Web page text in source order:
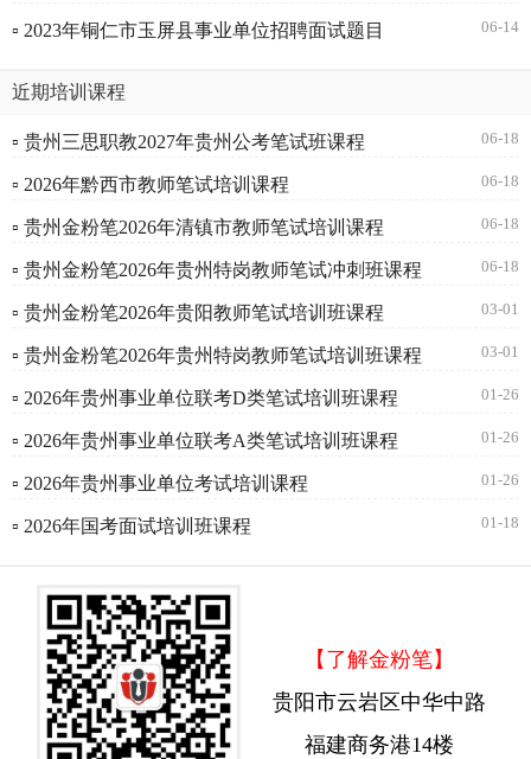
▫ 2023年铜仁市玉屏县事业单位招聘面试题目 06-14
近期培训课程
▫ 贵州三思职教2027年贵州公考笔试班课程 06-18
▫ 2026年黔西市教师笔试培训课程 06-18
▫ 贵州金粉笔2026年清镇市教师笔试培训课程 06-18
▫ 贵州金粉笔2026年贵州特岗教师笔试冲刺班课程 06-18
▫ 贵州金粉笔2026年贵阳教师笔试培训班课程 03-01
▫ 贵州金粉笔2026年贵州特岗教师笔试培训班课程 03-01
▫ 2026年贵州事业单位联考D类笔试培训班课程 01-26
▫ 2026年贵州事业单位联考A类笔试培训班课程 01-26
▫ 2026年贵州事业单位考试培训课程 01-26
▫ 2026年国考面试培训班课程 01-18
【了解金粉笔】
贵阳市云岩区中华中路
福建商务港14楼